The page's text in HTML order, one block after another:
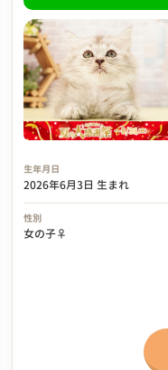
生年月日
2026年6月3日 生まれ
性別
女の子♀